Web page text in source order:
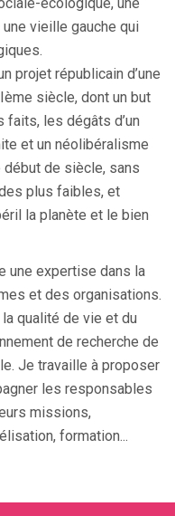
vieille gauche qui
projet républicain d’une
siècle, dont un but
faits, les dégâts d’un
et un néolibéralisme
de siècle, sans
plus faibles, et
la planète et le bien
une expertise dans la
et des organisations.
qualité de vie et du
de recherche de
Je travaille à proposer
les responsables
missions,
formation...